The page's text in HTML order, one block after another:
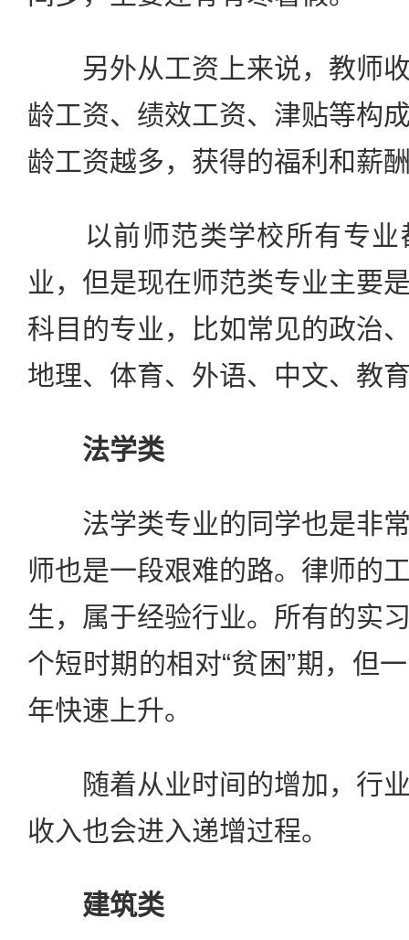
另外从工资上来说，教师收
龄工资、绩效工资、津贴等构
龄工资越多，获得的福利和薪
以前师范类学校所有专业
业，但是现在师范类专业主要
科目的专业，比如常见的政治
地理、体育、外语、中文、教
法学类
法学类专业的同学也是非常
师也是一段艰难的路。律师的
生，属于经验行业。所有的实
个短时期的相对“贫困”期，但
年快速上升。
随着从业时间的增加，行业
收入也会进入递增过程。
建筑类